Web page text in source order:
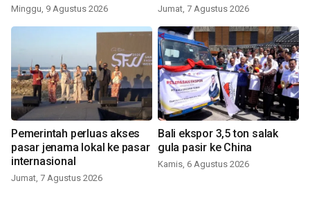
Minggu, 9 Agustus 2026 Jumat, 7 Agustus 2026
Pemerintah perluas akses
pasar jenama lokal ke pasar
internasional
Jumat, 7 Agustus 2026
Bali ekspor 3,5 ton salak
gula pasir ke China
Kamis, 6 Agustus 2026